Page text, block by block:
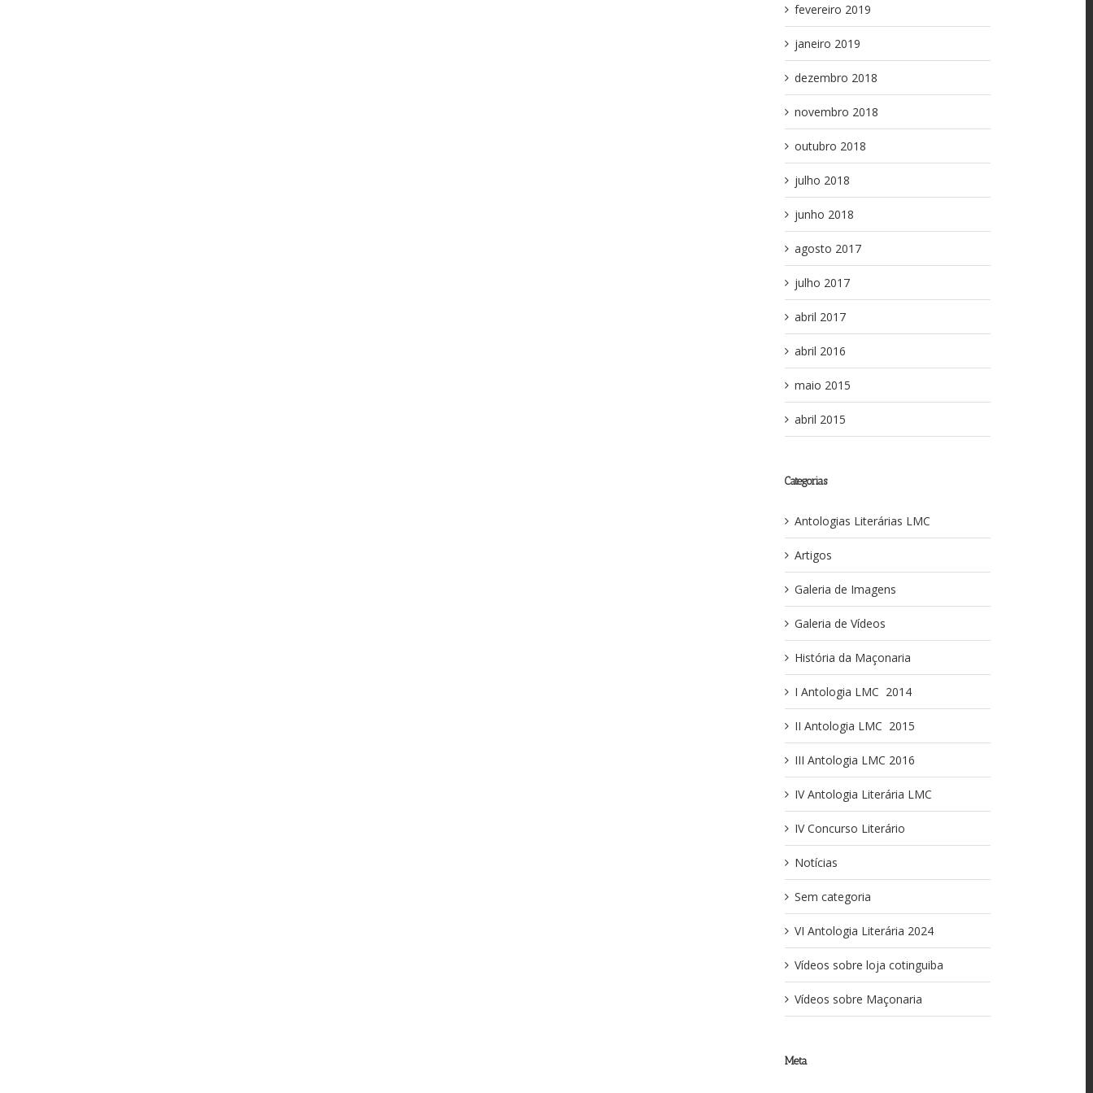
fevereiro 2019
janeiro 2019
dezembro 2018
novembro 2018
outubro 2018
julho 2018
junho 2018
agosto 2017
julho 2017
abril 2017
abril 2016
maio 2015
abril 2015
Categorias
Antologias Literárias LMC
Artigos
Galeria de Imagens
Galeria de Vídeos
História da Maçonaria
I Antologia LMC ­ 2014
II Antologia LMC ­ 2015
III Antologia LMC 2016
IV Antologia Literária LMC
IV Concurso Literário
Notícias
Sem categoria
VI Antologia Literária 2024
Vídeos sobre loja cotinguiba
Vídeos sobre Maçonaria
Meta